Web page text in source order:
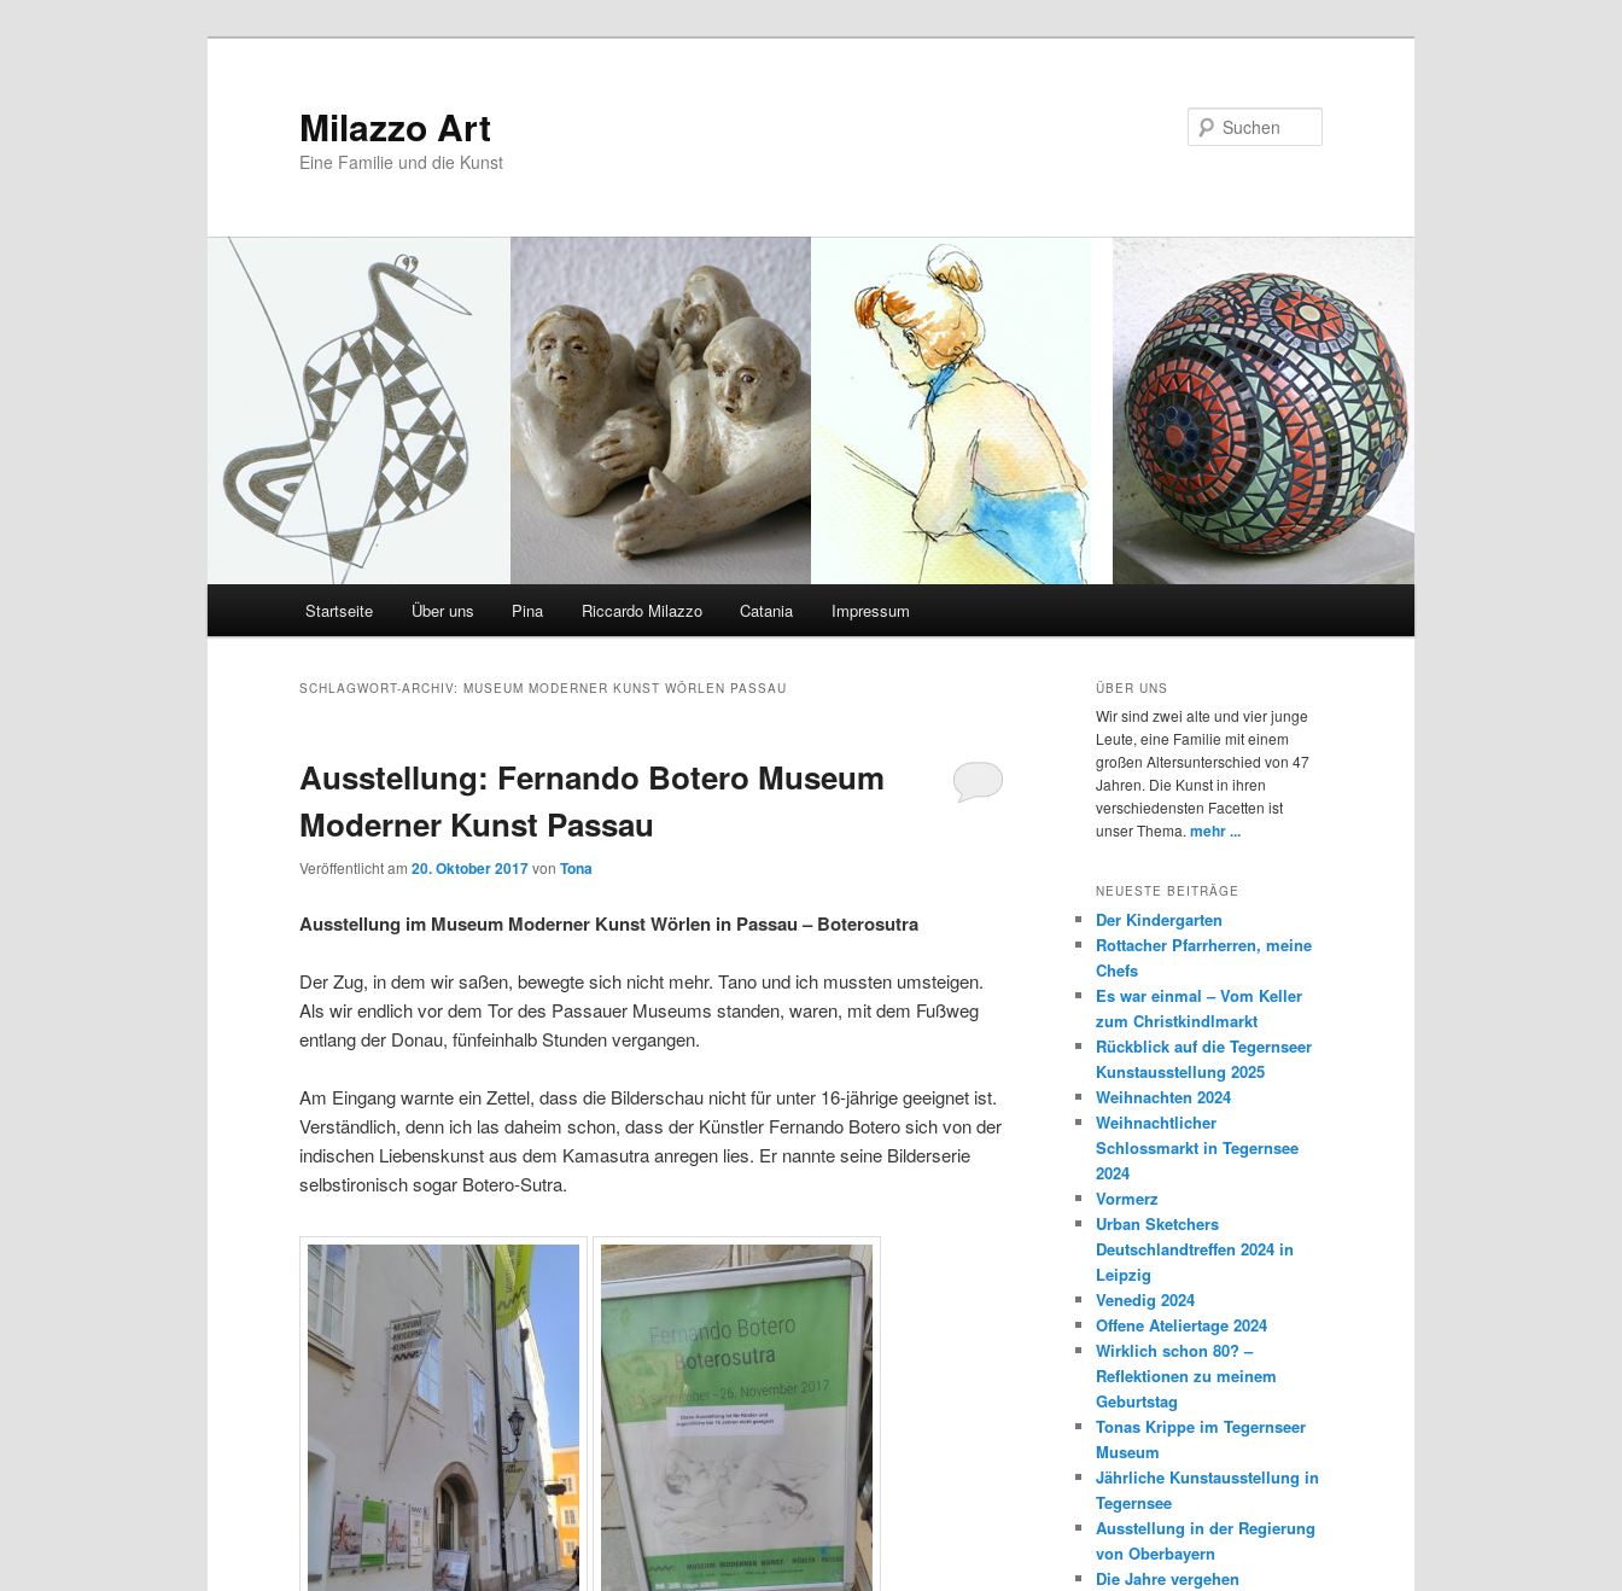
Milazzo Art
Eine Familie und die Kunst
Startseite Über uns Pina Riccardo Milazzo Catania Impressum
SCHLAGWORT-ARCHIV: MUSEUM MODERNER KUNST WÖRLEN PASSAU
Ausstellung: Fernando Botero Museum
Moderner Kunst Passau
Veröffentlicht am 20. Oktober 2017von Tona
Ausstellung im Museum Moderner Kunst Wörlen in Passau – Boterosutra
Der Zug, in dem wir saßen, bewegte sich nicht mehr. Tano und ich mussten umsteigen.
Als wir endlich vor dem Tor des Passauer Museums standen, waren, mit dem Fußweg
entlang der Donau, fünfeinhalb Stunden vergangen.
Am Eingang warnte ein Zettel, dass die Bilderschau nicht für unter 16-jährige geeignet ist.
Verständlich, denn ich las daheim schon, dass der Künstler Fernando Botero sich von der
indischen Liebenskunst aus dem Kamasutra anregen lies. Er nannte seine Bilderserie
selbstironisch sogar Botero-Sutra.
ÜBER UNS
Wir sind zwei alte und vier junge
Leute, eine Familie mit einem
großen Altersunterschied von 47
Jahren. Die Kunst in ihren
verschiedensten Facetten ist
unser Thema.mehr ...
NEUESTE BEITRÄGE
Der Kindergarten
Rottacher Pfarrherren, meine
Chefs
Es war einmal – Vom Keller
zum Christkindlmarkt
Rückblick auf die Tegernseer
Kunstausstellung 2025
Weihnachten 2024
Weihnachtlicher
Schlossmarkt in Tegernsee
2024
Vormerz
Urban Sketchers
Deutschlandtreffen 2024 in
Leipzig
Venedig 2024
Offene Ateliertage 2024
Wirklich schon 80? –
Reflektionen zu meinem
Geburtstag
Tonas Krippe im Tegernseer
Museum
Jährliche Kunstausstellung in
Tegernsee
Ausstellung in der Regierung
von Oberbayern
Die Jahre vergehen